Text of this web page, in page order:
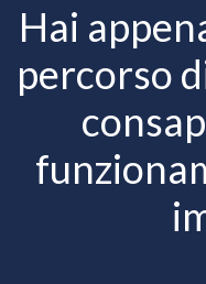
Hai
percorso